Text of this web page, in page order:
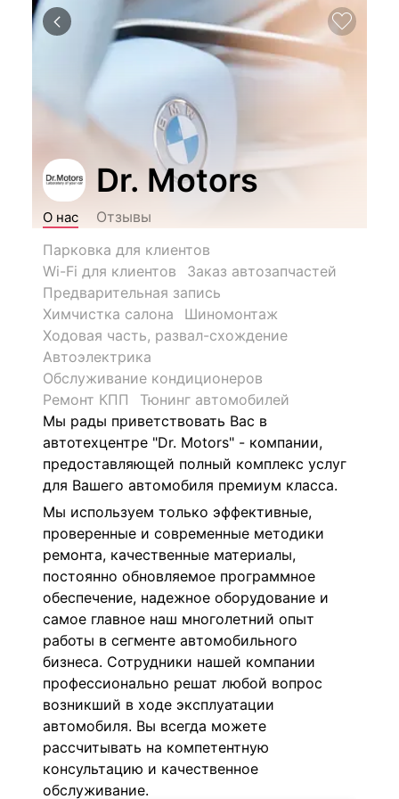
Dr. Motors
О нас
Отзывы
Парковка для клиентов
Wi-Fi для клиентов
Заказ автозапчастей
Предварительная запись
Химчистка салона
Шиномонтаж
Ходовая часть, развал-схождение
Автоэлектрика
Обслуживание кондиционеров
Ремонт КПП
Тюнинг автомобилей
Мы рады приветствовать Вас в
автотехцентре "Dr. Motors" - компании,
предоставляющей полный комплекс услуг
для Вашего автомобиля премиум класса.
Мы используем только эффективные,
проверенные и современные методики
ремонта, качественные материалы,
постоянно обновляемое программное
обеспечение, надежное оборудование и
самое главное наш многолетний опыт
работы в сегменте автомобильного
бизнеса. Сотрудники нашей компании
профессионально решат любой вопрос
возникший в ходе эксплуатации
автомобиля. Вы всегда можете
рассчитывать на компетентную
консультацию и качественное
обслуживание.